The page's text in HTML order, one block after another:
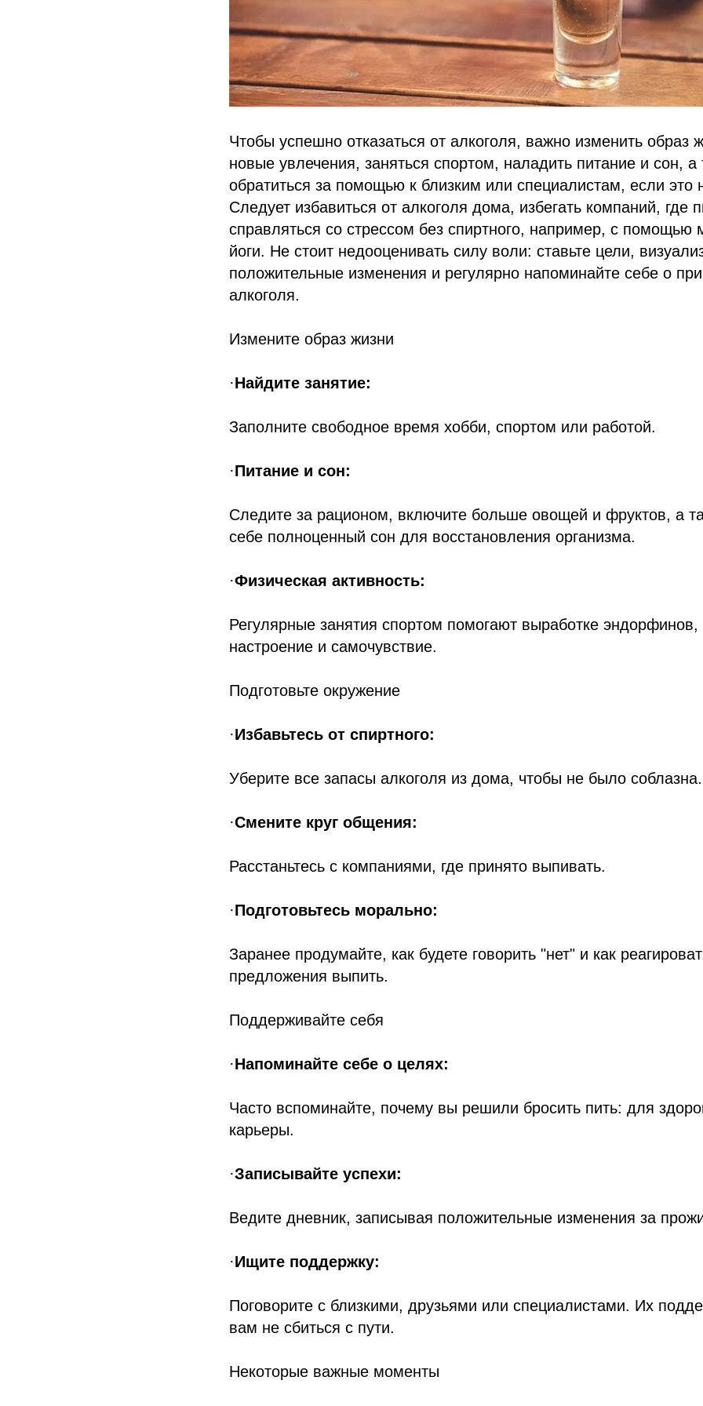
Чтобы успешно отказаться от алкоголя, важно изменить образ
новые увлечения, заняться спортом, наладить питание и сон, а
обратиться за помощью к близким или специалистам, если это
Следует избавиться от алкоголя дома, избегать компаний, где
справляться со стрессом без спиртного, например, с помощью
йоги. Не стоит недооценивать силу воли: ставьте цели,
положительные изменения и регулярно напоминайте себе о
алкоголя.
Измените образ жизни
·Найдите занятие:
Заполните свободное время хобби, спортом или работой.
·Питание и сон:
Следите за рационом, включите больше овощей и фруктов, а
себе полноценный сон для восстановления организма.
·Физическая активность:
Регулярные занятия спортом помогают выработке
настроение и самочувствие.
Подготовьте окружение
·Избавьтесь от спиртного:
Уберите все запасы алкоголя из дома, чтобы не было соблазна.
·Смените круг общения:
Расстаньтесь с компаниями, где принято выпивать.
·Подготовьтесь морально:
Заранее продумайте, как будете говорить "нет" и как
предложения выпить.
Поддерживайте себя
·Напоминайте себе о целях:
Часто вспоминайте, почему вы решили бросить пить: для
карьеры.
·Записывайте успехи:
Ведите дневник, записывая положительные изменения за
·Ищите поддержку:
Поговорите с близкими, друзьями или специалистами. Их
вам не сбиться с пути.
Некоторые важные моменты